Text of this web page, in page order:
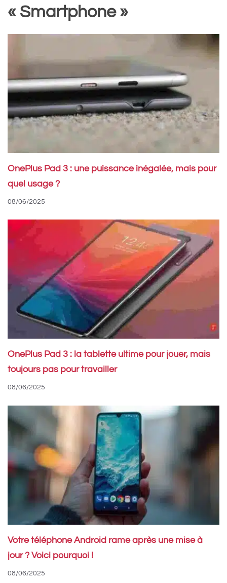
« Smartphone »
OnePlus Pad 3 : une puissance inégalée, mais pour
quel usage ?
08/06/2025
OnePlus Pad 3 : la tablette ultime pour jouer, mais
toujours pas pour travailler
08/06/2025
Votre téléphone Android rame après une mise à
jour ? Voici pourquoi !
08/06/2025